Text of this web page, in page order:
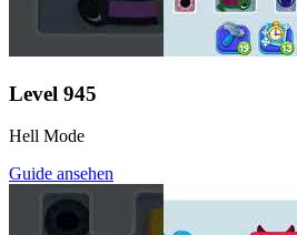
Level 945
Hell Mode
Guide ansehen